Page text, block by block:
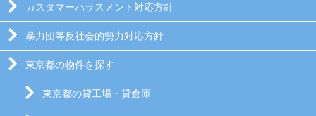
カスタマーハラスメント対応方針
暴力団等反社会的勢力対応方針
東京都の物件を探す
東京都の貸工場・貸倉庫